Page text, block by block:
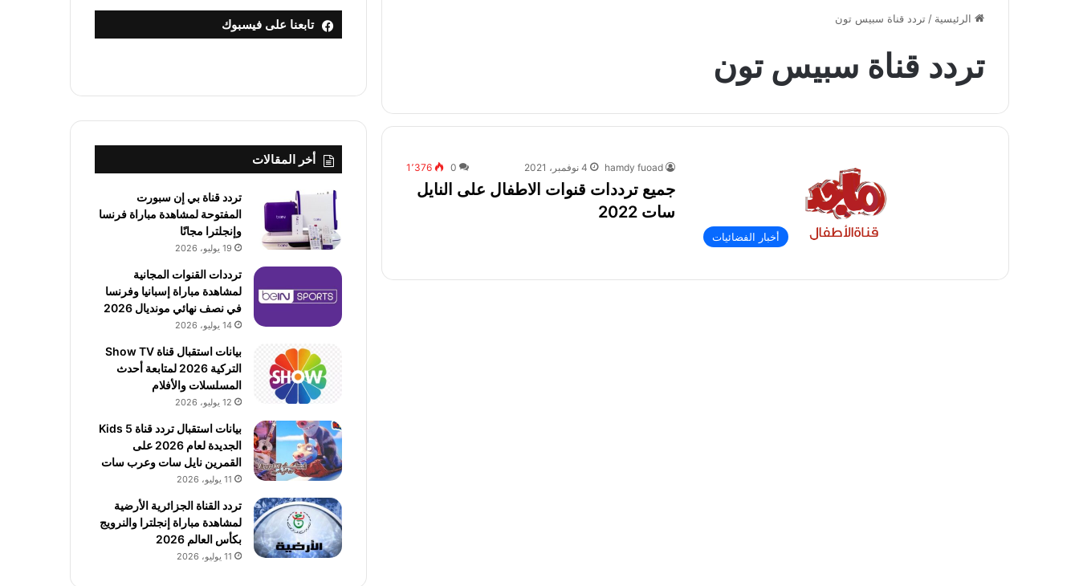
الرئيسية / تردد قناة سبيس تون
تردد قناة سبيس تون
أخبار الفضائيات
hamdy fuoad 4 نوفمبر، 2021 0 1٬376
جميع ترددات قنوات الاطفال على النايل
سات 2022
تابعنا على فيسبوك
أخر المقالات
تردد قناة بي إن سبورت
المفتوحة لمشاهدة مباراة فرنسا
وإنجلترا مجانًا
19 يوليو، 2026
ترددات القنوات المجانية
لمشاهدة مباراة إسبانيا وفرنسا
في نصف نهائي مونديال 2026
14 يوليو، 2026
بيانات استقبال قناة Show TV
التركية 2026 لمتابعة أحدث
المسلسلات والأفلام
12 يوليو، 2026
بيانات استقبال تردد قناة 5 Kids
الجديدة لعام 2026 على
القمرين نايل سات وعرب سات
11 يوليو، 2026
تردد القناة الجزائرية الأرضية
لمشاهدة مباراة إنجلترا والنرويج
بكأس العالم 2026
11 يوليو، 2026